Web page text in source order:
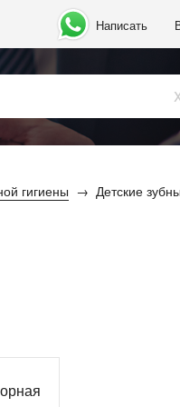
Написать
гигиены Детские